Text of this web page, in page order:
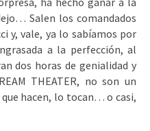
Salen los comandados
y, vale, ya lo sabíamos por
a la perfección, al
dos horas de genialidad y
THEATER, no son un
que hacen, lo tocan… o casi,